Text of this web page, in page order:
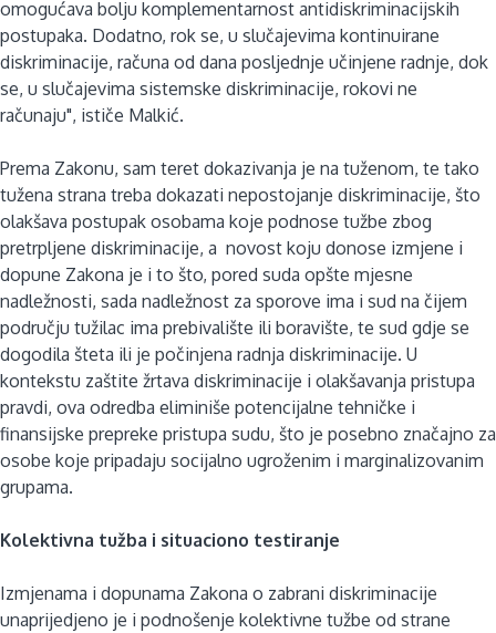
omogućava bolju komplementarnost antidiskriminacijskih
postupaka. Dodatno, rok se, u slučajevima kontinuirane
diskriminacije, računa od dana posljednje učinjene radnje, dok
se, u slučajevima sistemske diskriminacije, rokovi ne
računaju", ističe Malkić.
Prema Zakonu, sam teret dokazivanja je na tuženom, te tako
tužena strana treba dokazati nepostojanje diskriminacije, što
olakšava postupak osobama koje podnose tužbe zbog
pretrpljene diskriminacije, a novost koju donose izmjene i
dopune Zakona je i to što, pored suda opšte mjesne
nadležnosti, sada nadležnost za sporove ima i sud na čijem
području tužilac ima prebivalište ili boravište, te sud gdje se
dogodila šteta ili je počinjena radnja diskriminacije. U
kontekstu zaštite žrtava diskriminacije i olakšavanja pristupa
pravdi, ova odredba eliminiše potencijalne tehničke i
finansijske prepreke pristupa sudu, što je posebno značajno za
osobe koje pripadaju socijalno ugroženim i marginalizovanim
grupama.
Kolektivna tužba i situaciono testiranje
Izmjenama i dopunama Zakona o zabrani diskriminacije
unaprijedjeno je i podnošenje kolektivne tužbe od strane